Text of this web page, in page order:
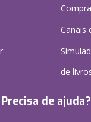
Canais
de
Precisa de ajuda?